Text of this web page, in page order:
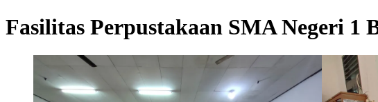
Fasilitas Perpustakaan SMA Negeri 1